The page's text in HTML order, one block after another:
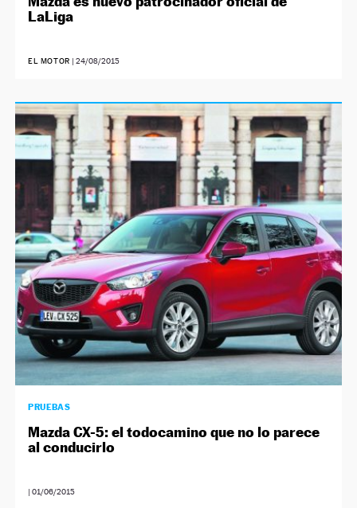
LaLiga
EL MOTOR | 24/08/2015
PRUEBAS
Mazda CX-5: el todocamino que no lo parece
al conducirlo
|01/06/2015